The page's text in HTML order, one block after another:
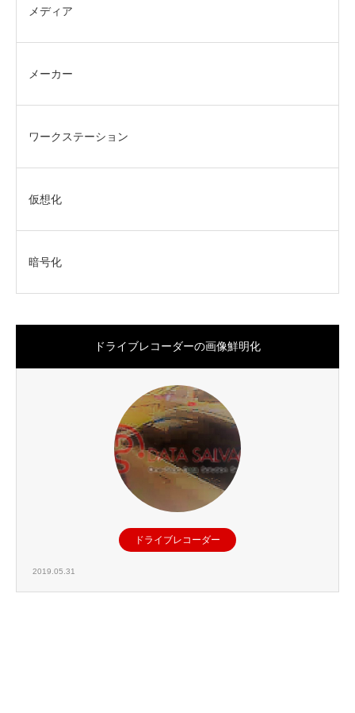
メディア
メーカー
ワークステーション
仮想化
暗号化
ドライブレコーダーの画像鮮明化
ドライブレコーダー
2019.05.31